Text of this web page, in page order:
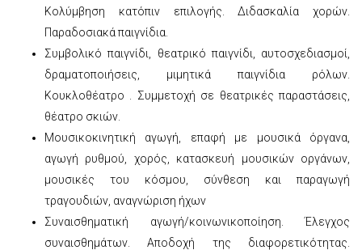
Κολύμβηση κατόπιν επιλογής. Διδασκαλία χορών.
Παραδοσιακά παιγνίδια.
Συμβολικό παιγνίδι, θεατρικό παιγνίδι, αυτοσχεδιασμοί,
δραματοποιήσεις, μιμητικά παιγνίδια ρόλων.
Κουκλοθέατρο . Συμμετοχή σε θεατρικές παραστάσεις,
θέατρο σκιών.
Μουσικοκινητική αγωγή, επαφή με μουσικά όργανα,
αγωγή ρυθμού, χορός, κατασκευή μουσικών οργάνων,
μουσικές του κόσμου, σύνθεση και παραγωγή
τραγουδιών, αναγνώριση ήχων
Συναισθηματική αγωγή/κοινωνικοποίηση. Έλεγχος
συναισθημάτων. Αποδοχή της διαφορετικότητας.